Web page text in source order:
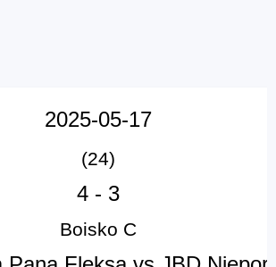
2025-05-17
(24)
4- 3
Boisko C